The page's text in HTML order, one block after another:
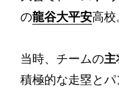
へ
の
の龍谷大平安高校
当時、チームの主
積極的な走塁と